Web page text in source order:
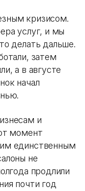
кризисом.
услуг, и мы
делать дальше.
затем
а в августе
начал
и
момент
единственным
не
продлили
почти год